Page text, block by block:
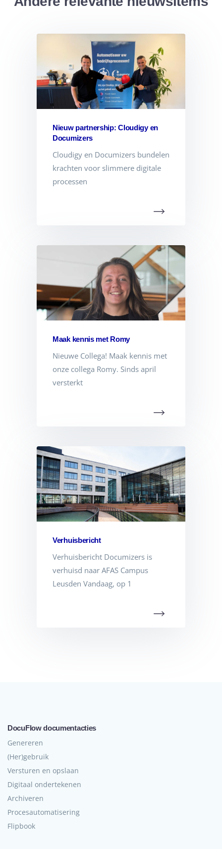
Nieuw partnership: Cloudigy en
Documizers
Cloudigy en Documizers bundelen
krachten voor slimmere digitale
processen
Maak kennis met Romy
Nieuwe Collega! Maak kennis met
onze collega Romy. Sinds april
versterkt
Verhuisbericht
Verhuisbericht Documizers is
verhuisd naar AFAS Campus
Leusden Vandaag, op 1
DocuFlow documentacties
Genereren
(Her)gebruik
Versturen en opslaan
Digitaal ondertekenen
Archiveren
Procesautomatisering
Flipbook